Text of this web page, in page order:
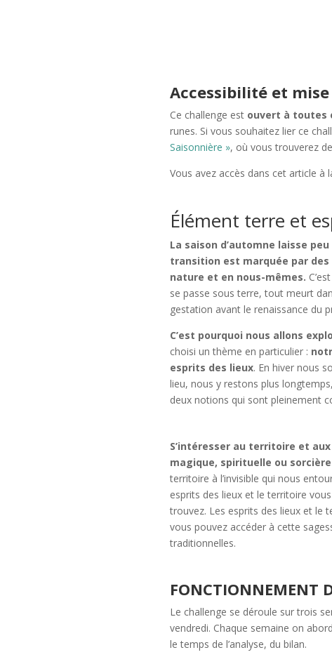
Accessibilité et
Ce challenge est ouvert à toutes
runes. Si vous souhaitez lier ce
Saisonnière », où vous trouverez
Vous avez accès dans cet article à
Élément terre et
La saison d’automne laisse
transition est marquée par
nature et en nous-mêmes.
se passe sous terre, tout meurt
gestation avant le renaissance du
C’est pourquoi nous allons
choisi un thème en particulier :
esprits des lieux. En hiver nous
lieu, nous y restons plus longtemps,
deux notions qui sont pleinement
S’intéresser au territoire et
magique, spirituelle ou
territoire à l’invisible qui nous
esprits des lieux et le territoire
trouvez. Les esprits des lieux et le
vous pouvez accéder à cette
traditionnelles.
FONCTIONNEMENT
Le challenge se déroule sur trois
vendredi. Chaque semaine on
le temps de l’analyse, du bilan.